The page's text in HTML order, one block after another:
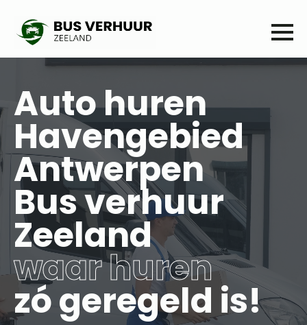
Auto huren
Havengebied
Antwerpen
Bus verhuur
Zeeland
waar huren
zó geregeld is!